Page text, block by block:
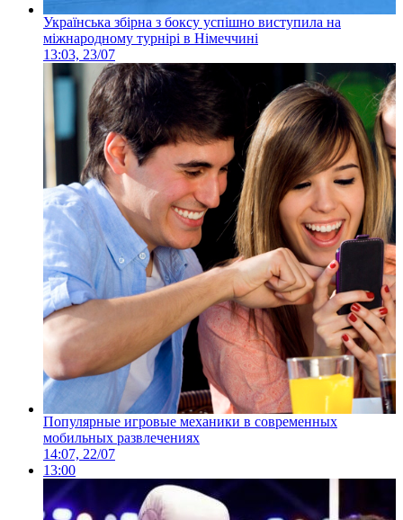
Українська збірна з боксу успішно виступила на
міжнародному турнірі в Німеччині
13:03, 23/07
Популярные игровые механики в современных
мобильных развлечениях
14:07, 22/07
13:00